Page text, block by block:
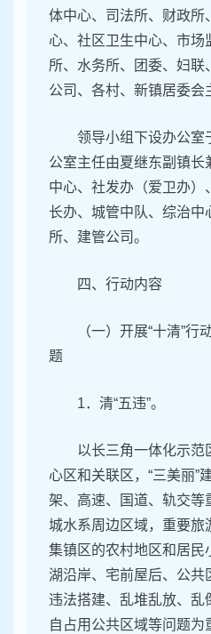
体中心、司法所、财政所
心、社区卫生中心、市场
所、水务所、团委、妇联
公司、各村、新镇居委会
领导小组下设办公室
公室主任由夏继东副镇长
中心、社发办（爱卫办）
长办、城管中队、综治中
所、建管公司。
四、行动内容
（一）开展“十清”行
题
1．清“五违”。
以长三角一体化示范
心区和关联区，“三美丽”
架、高速、国道、轨交等
城水系周边区域，重要旅
集镇区的农村地区和居民
湖沿岸、宅前屋后、公共
违法搭建、乱堆乱放、乱
自占用公共区域等问题